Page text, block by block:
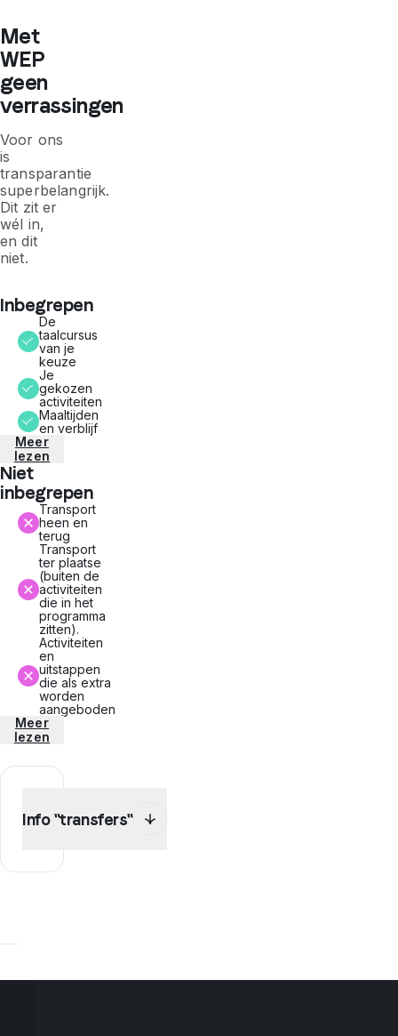
Met
WEP
geen
verrassingen
Voor ons
is
transparantie
superbelangrijk.
Dit zit er
wél in,
en dit
niet.
Inbegrepen
De
taalcursus
van je
keuze
Je
gekozen
activiteiten
Maaltijden
en verblijf
Meer
lezen
Niet
inbegrepen
Transport
heen en
terug
Transport
ter plaatse
(buiten de
activiteiten
die in het
programma
zitten).
Activiteiten
en
uitstappen
die als extra
worden
aangeboden
Meer
lezen
Info "transfers"
transfer
je